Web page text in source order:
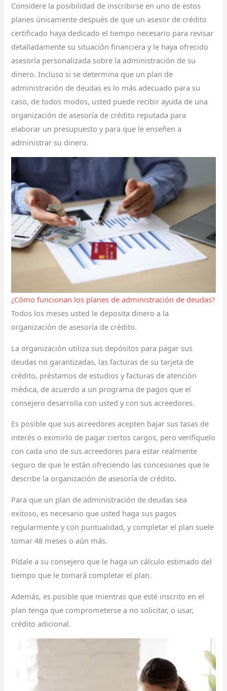
Considere la posibilidad de inscribirse en uno de estos
planes únicamente después de que un asesor de crédito
certificado haya dedicado el tiempo necesario para revisar
detalladamente su situación financiera y le haya ofrecido
asesoría personalizada sobre la administración de su
dinero. Incluso si se determina que un plan de
administración de deudas es lo más adecuado para su
caso, de todos modos, usted puede recibir ayuda de una
organización de asesoría de crédito reputada para
elaborar un presupuesto y para que le enseñen a
administrar su dinero.
¿Cómo funcionan los planes de administración de deudas?
Todos los meses usted le deposita dinero a la
organización de asesoría de crédito.
La organización utiliza sus depósitos para pagar sus
deudas no garantizadas, las facturas de su tarjeta de
crédito, préstamos de estudios y facturas de atención
médica, de acuerdo a un programa de pagos que el
consejero desarrolla con usted y con sus acreedores.
Es posible que sus acreedores acepten bajar sus tasas de
interés o eximirlo de pagar ciertos cargos, pero verifíquelo
con cada uno de sus acreedores para estar realmente
seguro de que le están ofreciendo las concesiones que le
describe la organización de asesoría de crédito.
Para que un plan de administración de deudas sea
exitoso, es necesario que usted haga sus pagos
regularmente y con puntualidad, y completar el plan suele
tomar 48 meses o aún más.
Pídale a su consejero que le haga un cálculo estimado del
tiempo que le tomará completar el plan.
Además, es posible que mientras que esté inscrito en el
plan tenga que comprometerse a no solicitar, o usar,
crédito adicional.